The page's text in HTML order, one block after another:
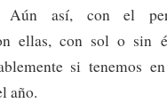
Aún así, con el
ellas, con sol o sin
si tenemos
año.